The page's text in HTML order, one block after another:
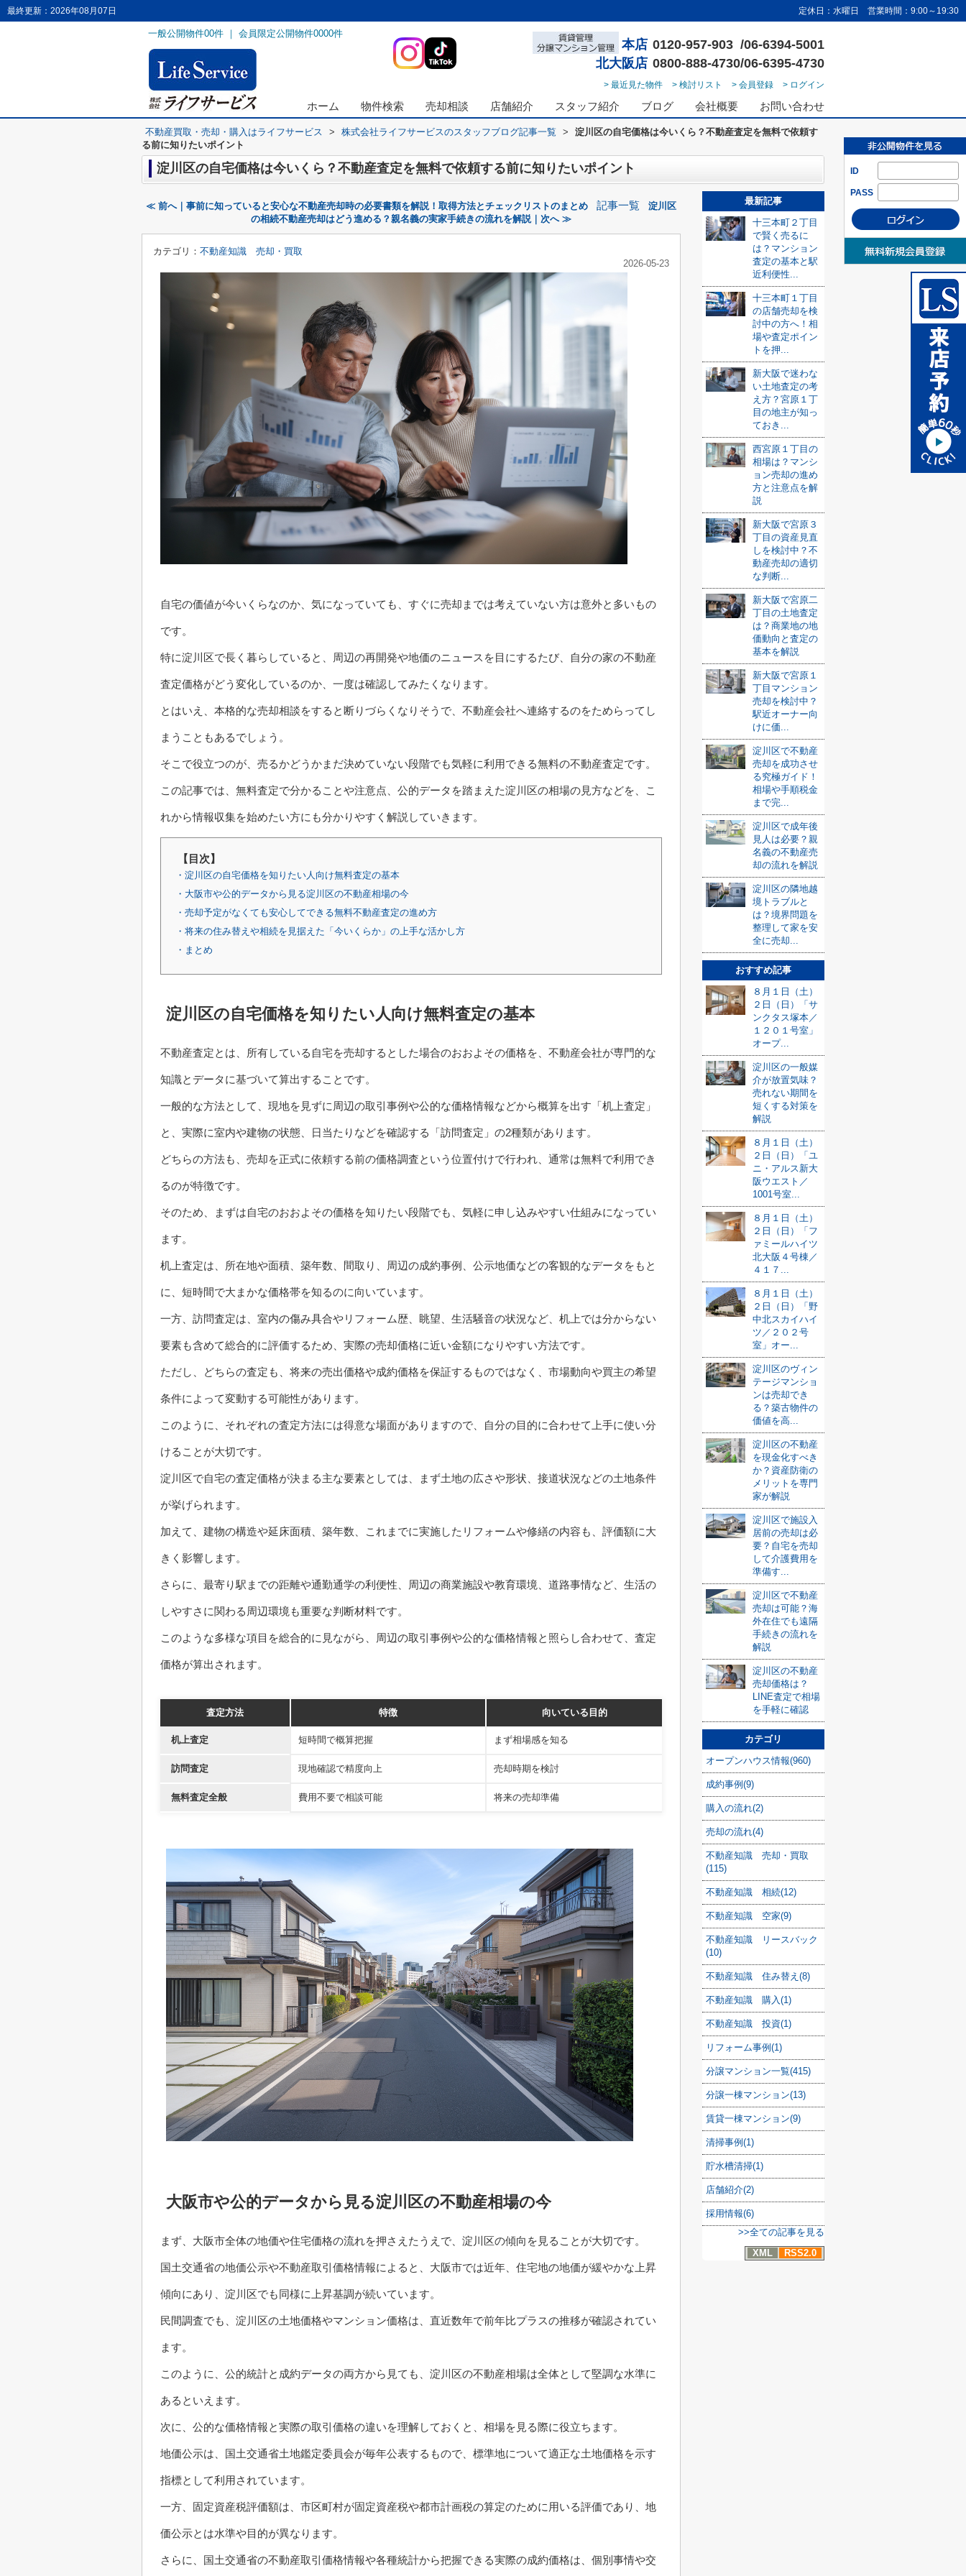
最終更新：2026年08月07日 定休日：水曜日 営業時間：9:00～19:30
一般公開物件00件 ｜ 会員限定公開物件0000件
本店 0120-957-903 /06-6394-5001
北大阪店 0800-888-4730/06-6395-4730
> 最近見た物件 > 検討リスト > 会員登録 > ログイン
ホーム 物件検索 売却相談 店舗紹介 スタッフ紹介 ブログ 会社概要 お問い合わせ
ID
PASS
不動産買取・売却・購入はライフサービス > 株式会社ライフサービスのスタッフブログ記事一覧 >
淀川区の自宅価格は今いくら？不動産査定を無料で依頼す
る前に知りたいポイント
淀川区の自宅価格は今いくら？不動産査定を無料で依頼する前に知りたいポイント
≪ 前へ｜事前に知っていると安心な不動産売却時の必要書類を解説！取得方法とチェックリストのまとめ 記事一覧
淀川区
の相続不動産売却はどう進める？親名義の実家手続きの流れを解説｜次へ ≫
カテゴリ： 不動産知識 売却・買取
2026-05-23
自宅の価値が今いくらなのか、気になっていても、すぐに売却までは考えていない方は意外と多いもの
です。
特に淀川区で長く暮らしていると、周辺の再開発や地価のニュースを目にするたび、自分の家の不動産
査定価格がどう変化しているのか、一度は確認してみたくなります。
とはいえ、本格的な売却相談をすると断りづらくなりそうで、不動産会社へ連絡するのをためらってし
まうこともあるでしょう。
そこで役立つのが、売るかどうかまだ決めていない段階でも気軽に利用できる無料の不動産査定です。
この記事では、無料査定で分かることや注意点、公的データを踏まえた淀川区の相場の見方などを、こ
れから情報収集を始めたい方にも分かりやすく解説していきます。
【目次】
・淀川区の自宅価格を知りたい人向け無料査定の基本
・大阪市や公的データから見る淀川区の不動産相場の今
・売却予定がなくても安心してできる無料不動産査定の進め方
・将来の住み替えや相続を見据えた「今いくらか」の上手な活かし方
・まとめ
淀川区の自宅価格を知りたい人向け無料査定の基本
不動産査定とは、所有している自宅を売却するとした場合のおおよその価格を、不動産会社が専門的な
知識とデータに基づいて算出することです。
一般的な方法として、現地を見ずに周辺の取引事例や公的な価格情報などから概算を出す「机上査定」
と、実際に室内や建物の状態、日当たりなどを確認する「訪問査定」の2種類があります。
どちらの方法も、売却を正式に依頼する前の価格調査という位置付けで行われ、通常は無料で利用でき
るのが特徴です。
そのため、まずは自宅のおおよその価格を知りたい段階でも、気軽に申し込みやすい仕組みになってい
ます。
机上査定は、所在地や面積、築年数、間取り、周辺の成約事例、公示地価などの客観的なデータをもと
に、短時間で大まかな価格帯を知るのに向いています。
一方、訪問査定は、室内の傷み具合やリフォーム歴、眺望、生活騒音の状況など、机上では分からない
要素も含めて総合的に評価するため、実際の売却価格に近い金額になりやすい方法です。
ただし、どちらの査定も、将来の売出価格や成約価格を保証するものではなく、市場動向や買主の希望
条件によって変動する可能性があります。
このように、それぞれの査定方法には得意な場面がありますので、自分の目的に合わせて上手に使い分
けることが大切です。
淀川区で自宅の査定価格が決まる主な要素としては、まず土地の広さや形状、接道状況などの土地条件
が挙げられます。
加えて、建物の構造や延床面積、築年数、これまでに実施したリフォームや修繕の内容も、評価額に大
きく影響します。
さらに、最寄り駅までの距離や通勤通学の利便性、周辺の商業施設や教育環境、道路事情など、生活の
しやすさに関わる周辺環境も重要な判断材料です。
このような多様な項目を総合的に見ながら、周辺の取引事例や公的な価格情報と照らし合わせて、査定
価格が算出されます。
査定方法 特徴 向いている目的
机上査定 短時間で概算把握 まず相場感を知る
訪問査定 現地確認で精度向上 売却時期を検討
無料査定全般 費用不要で相談可能 将来の売却準備
大阪市や公的データから見る淀川区の不動産相場の今
まず、大阪市全体の地価や住宅価格の流れを押さえたうえで、淀川区の傾向を見ることが大切です。
国土交通省の地価公示や不動産取引価格情報によると、大阪市では近年、住宅地の地価が緩やかな上昇
傾向にあり、淀川区でも同様に上昇基調が続いています。
民間調査でも、淀川区の土地価格やマンション価格は、直近数年で前年比プラスの推移が確認されてい
ます。
このように、公的統計と成約データの両方から見ても、淀川区の不動産相場は全体として堅調な水準に
あるといえます。
次に、公的な価格情報と実際の取引価格の違いを理解しておくと、相場を見る際に役立ちます。
地価公示は、国土交通省土地鑑定委員会が毎年公表するもので、標準地について適正な土地価格を示す
指標として利用されています。
一方、固定資産税評価額は、市区町村が固定資産税や都市計画税の算定のために用いる評価であり、地
価公示とは水準や目的が異なります。
さらに、国土交通省の不動産取引価格情報や各種統計から把握できる実際の成約価格は、個別事情や交
最新記事
十三本町２丁目
で賢く売るに
は？マンション
査定の基本と駅
近利便性...
十三本町１丁目
の店舗売却を検
討中の方へ！相
場や査定ポイン
トを押...
新大阪で迷わな
い土地査定の考
え方？宮原１丁
目の地主が知っ
ておき...
西宮原１丁目の
相場は？マンシ
ョン売却の進め
方と注意点を解
説
新大阪で宮原３
丁目の資産見直
しを検討中？不
動産売却の適切
な判断...
新大阪で宮原二
丁目の土地査定
は？商業地の地
価動向と査定の
基本を解説
新大阪で宮原１
丁目マンション
売却を検討中？
駅近オーナー向
けに価...
淀川区で不動産
売却を成功させ
る究極ガイド！
相場や手順税金
まで完...
淀川区で成年後
見人は必要？親
名義の不動産売
却の流れを解説
淀川区の隣地越
境トラブルと
は？境界問題を
整理して家を安
全に売却...
おすすめ記事
８月１日（土）
２日（日）「サ
ンクタス塚本／
１２０１号室」
オープ...
淀川区の一般媒
介が放置気味？
売れない期間を
短くする対策を
解説
８月１日（土）
２日（日）「ユ
ニ・アルス新大
阪ウエスト／
1001号室...
８月１日（土）
２日（日）「フ
ァミールハイツ
北大阪４号棟／
４１７...
８月１日（土）
２日（日）「野
中北スカイハイ
ツ／２０２号
室」オー...
淀川区のヴィン
テージマンショ
ンは売却でき
る？築古物件の
価値を高...
淀川区の不動産
を現金化すべき
か？資産防衛の
メリットを専門
家が解説
淀川区で施設入
居前の売却は必
要？自宅を売却
して介護費用を
準備す...
淀川区で不動産
売却は可能？海
外在住でも遠隔
手続きの流れを
解説
淀川区の不動産
売却価格は？
LINE査定で相場
を手軽に確認
カテゴリ
オープンハウス情報(960)
成約事例(9)
購入の流れ(2)
売却の流れ(4)
不動産知識 売却・買取
(115)
不動産知識 相続(12)
不動産知識 空家(9)
不動産知識 リースバック
(10)
不動産知識 住み替え(8)
不動産知識 購入(1)
不動産知識 投資(1)
リフォーム事例(1)
分譲マンション一覧(415)
分譲一棟マンション(13)
賃貸一棟マンション(9)
清掃事例(1)
貯水槽清掃(1)
店舗紹介(2)
採用情報(6)
>>全ての記事を見る
XML
RSS2.0